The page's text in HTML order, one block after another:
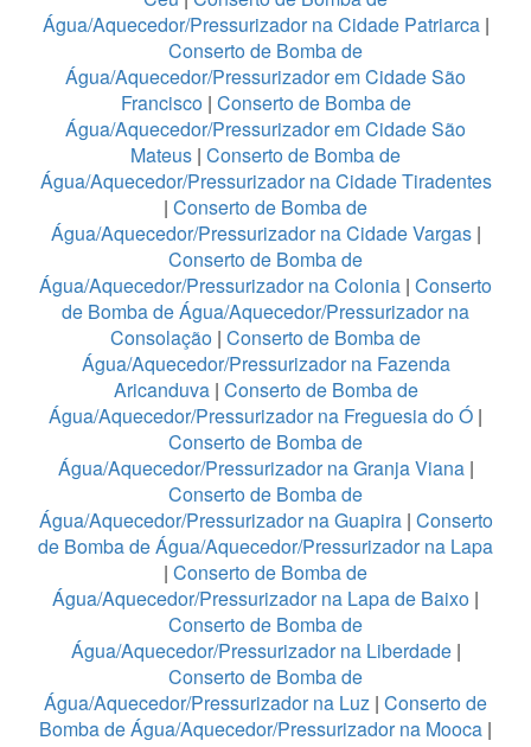
Água/Aquecedor/Pressurizador na Cidade Patriarca|
Conserto de Bomba de
Água/Aquecedor/Pressurizador em Cidade São
Francisco | Conserto de Bomba de
Água/Aquecedor/Pressurizador em Cidade São
Mateus | Conserto de Bomba de
Água/Aquecedor/Pressurizador na Cidade Tiradentes
| Conserto de Bomba de
Água/Aquecedor/Pressurizador na Cidade Vargas |
Conserto de Bomba de
Água/Aquecedor/Pressurizador na Colonia | Conserto
de Bomba de Água/Aquecedor/Pressurizador na
Consolação | Conserto de Bomba de
Água/Aquecedor/Pressurizador na Fazenda
Aricanduva| Conserto de Bomba de
Água/Aquecedor/Pressurizador na Freguesia do Ó |
Conserto de Bomba de
Água/Aquecedor/Pressurizador na Granja Viana|
Conserto de Bomba de
Água/Aquecedor/Pressurizador na Guapira| Conserto
de Bomba de Água/Aquecedor/Pressurizador na Lapa
| Conserto de Bomba de
Água/Aquecedor/Pressurizador na Lapa de Baixo |
Conserto de Bomba de
Água/Aquecedor/Pressurizador na Liberdade |
Conserto de Bomba de
Água/Aquecedor/Pressurizador na Luz | Conserto de
Bomba de Água/Aquecedor/Pressurizador na Mooca |